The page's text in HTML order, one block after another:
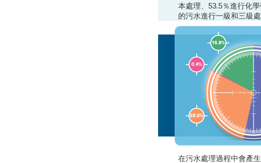
本處理、53.5％進行化
的污水進行一級和三級處
在污水處理過程中會產